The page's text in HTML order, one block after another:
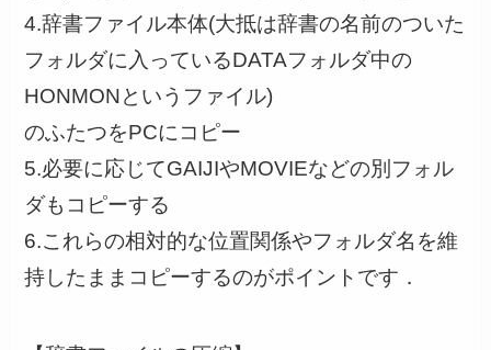
4.辞書ファイル本体(大抵は辞書の名前のついた
フォルダに入っているDATAフォルダ中の
HONMONというファイル)
のふたつをPCにコピー
5.必要に応じてGAIJIやMOVIEなどの別フォル
ダもコピーする
6.これらの相対的な位置関係やフォルダ名を維
持したままコピーするのがポイントです．